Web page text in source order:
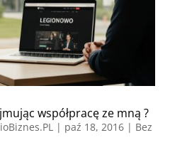
współpracę ze mną ?
| paź 18, 2016| Bez